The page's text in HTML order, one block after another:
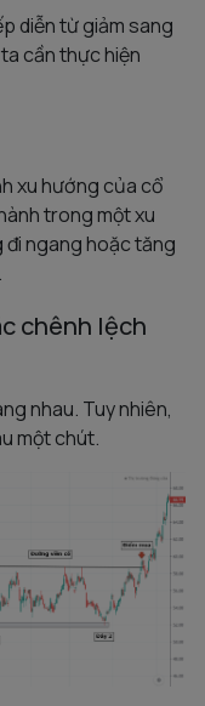
diễn từ giảm sang
cần thực hiện
xu hướng của cổ
trong một xu
ngang hoặc tăng
chênh lệch
nhau. Tuy nhiên,
một chút.